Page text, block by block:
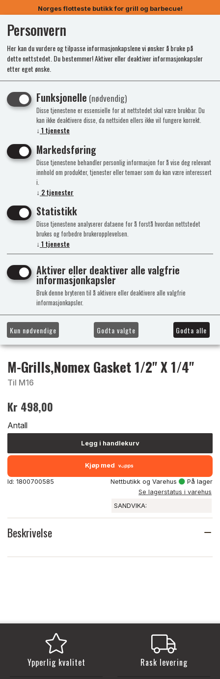
Norges flotteste butikk for grill og barbecue!
M-Grills,Nomex Gasket 1/2" X 1/4"
Til M16
Kr 498,00
Antall
Legg i handlekurv
Kjøp med
Id: 1800700585 Nettbutikk og Varehus
På lager
Se lagerstatus i varehus
SANDVIKA:
Beskrivelse
Ypperlig kvalitet Rask levering
Personvern
Her kan du vurdere og tilpasse informasjonkapslene vi ønsker å bruke på
dette nettstedet. Du bestemmer! Aktiver eller deaktiver informasjonkapsler
etter eget ønske.
Funksjonelle (nødvendig)
Disse tjenestene er essensielle for at nettstedet skal være brukbar. Du
kan ikke deaktivere disse, da nettsiden ellers ikke vil fungere korrekt.
↓ 1 tjeneste
Markedsføring
Disse tjenestene behandler personlig informasjon for å vise deg relevant
innhold om produkter, tjenester eller temaer som du kan være interessert
i.
↓ 2tjenester
Statistikk
Disse tjenestene analyserer dataene for å forstå hvordan nettstedet
brukes og forbedre brukeropplevelsen.
↓ 1 tjeneste
Aktiver eller deaktiver alle valgfrie
informasjonkapsler
Bruk denne bryteren til å aktivere eller deaktivere alle valgfrie
informasjonkapsler.
Kun nødvendige Godta valgte Godta alle